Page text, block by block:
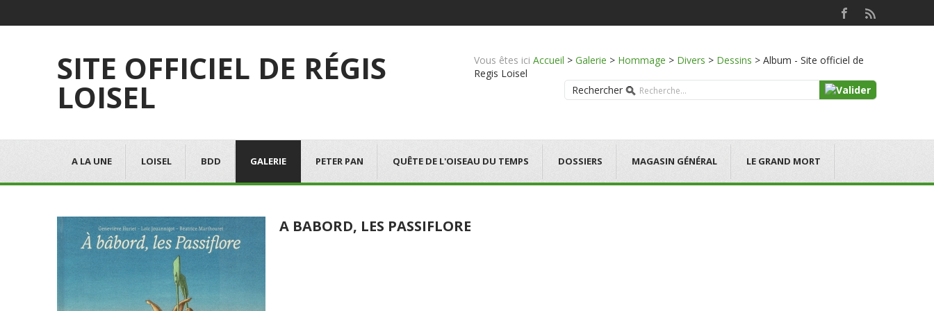
SITE OFFICIEL DE RÉGIS
LOISEL
Vous êtes ici Accueil > Galerie > Hommage > Divers > Dessins > Album - Site officiel de
Regis Loisel
Rechercher
A LA UNE LOISEL BDD GALERIE PETER PAN QUÊTE DE L'OISEAU DU TEMPS DOSSIERS MAGASIN GÉNÉRAL LE GRAND MORT
A BABORD, LES PASSIFLORE